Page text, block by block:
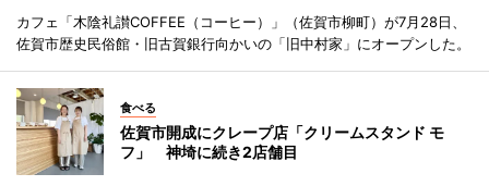
カフェ「木陰礼讃COFFEE（コーヒー）」（佐賀市柳町）が7月28日、
佐賀市歴史民俗館・旧古賀銀行向かいの「旧中村家」にオープンした。
食べる
佐賀市開成にクレープ店「クリームスタンド モ
フ」 神埼に続き2店舗目